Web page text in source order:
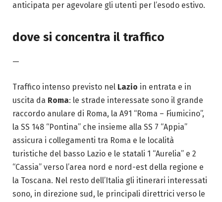
anticipata per agevolare gli utenti per l’esodo estivo.
dove si concentra il traffico
—
Traffico intenso previsto nel Lazio in entrata e in
uscita da Roma: le strade interessate sono il grande
raccordo anulare di Roma, la A91 “Roma – Fiumicino”,
la SS 148 “Pontina” che insieme alla SS 7 “Appia”
assicura i collegamenti tra Roma e le località
turistiche del basso Lazio e le statali 1 “Aurelia” e 2
“Cassia” verso l’area nord e nord-est della regione e
la Toscana. Nel resto dell’Italia gli itinerari interessati
sono, in direzione sud, le principali direttrici verso le